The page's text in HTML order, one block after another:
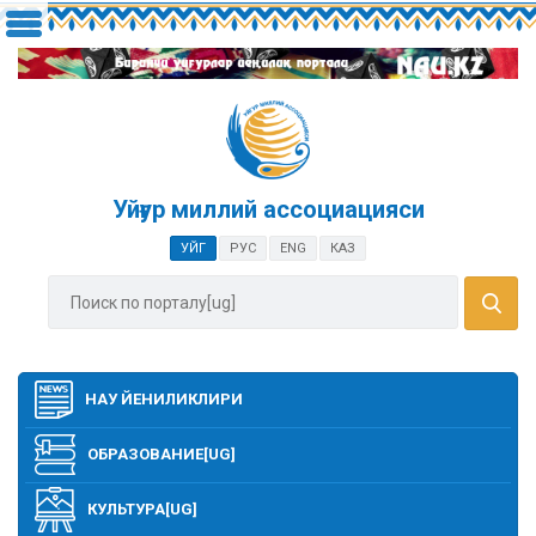
Уйғур миллий ассоциацияси
УЙГ РУС ENG КАЗ
НАУ ЙЕНИЛИКЛИРИ
ОБРАЗОВАНИЕ[UG]
КУЛЬТУРА[UG]